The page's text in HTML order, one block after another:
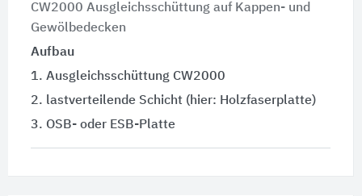
CW2000 Ausgleichsschüttung auf Kappen- und
Gewölbedecken
Aufbau
1. Ausgleichsschüttung CW2000
2. lastverteilende Schicht (hier: Holzfaserplatte)
3. OSB- oder ESB-Platte